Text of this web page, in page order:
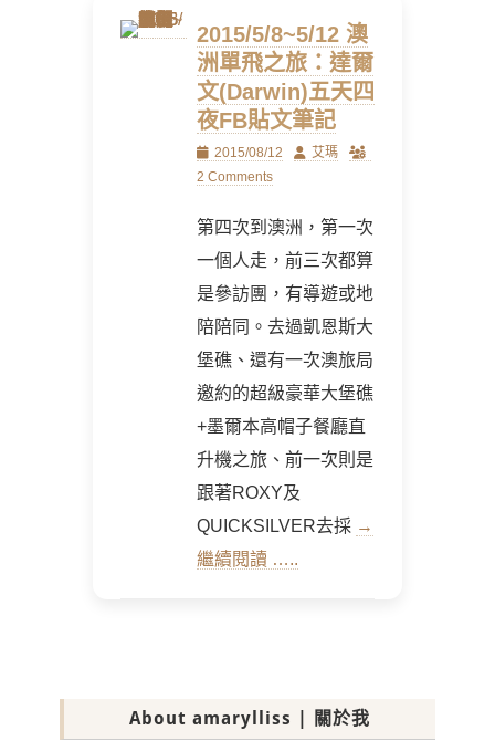
2015/5/8~5/12 澳
洲單飛之旅：達爾
文(Darwin)五天四
夜FB貼文筆記
Posted
on
2015/08/12 Author
艾瑪
2 Comments
第四次到澳洲，第一次
一個人走，前三次都算
是參訪團，有導遊或地
陪陪同。去過凱恩斯大
堡礁、還有一次澳旅局
邀約的超級豪華大堡礁
+墨爾本高帽子餐廳直
升機之旅、前一次則是
跟著ROXY及
QUICKSILVER去採 →
繼續閱讀 …..
About amarylliss | 關於我